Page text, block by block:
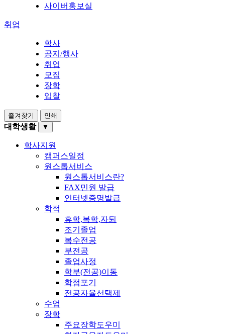
사이버홍보실
취업
학사
공지/행사
취업
모집
장학
입찰
즐겨찾기 인쇄
대학생활 ▼
학사지원
캠퍼스일정
원스톱서비스
원스톱서비스란?
FAX민원 발급
인터넷증명발급
학적
휴학,복학,자퇴
조기졸업
복수전공
부전공
졸업사정
학부(전공)이동
학점포기
전공자율선택제
수업
장학
주요장학도우미